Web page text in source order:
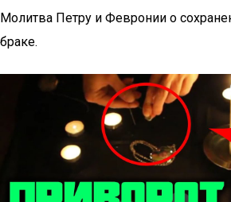
Молитва Петру и Февронии о
браке.